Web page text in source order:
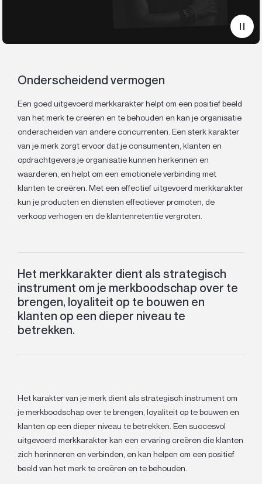
Onderscheidend vermogen
Een goed uitgevoerd merkkarakter helpt om een positief beeld
van het merk te creëren en te behouden en kan je organisatie
onderscheiden van andere concurrenten. Een sterk karakter
van je merk zorgt ervoor dat je consumenten, klanten en
opdrachtgevers je organisatie kunnen herkennen en
waarderen, en helpt om een emotionele verbinding met
klanten te creëren. Met een effectief uitgevoerd merkkarakter
kun je producten en diensten effectiever promoten, de
verkoop verhogen en de klantenretentie vergroten.
Het merkkarakter dient als strategisch
instrument om je merkboodschap over te
brengen, loyaliteit op te bouwen en
klanten op een dieper niveau te
betrekken.
Het karakter van je merk dient als strategisch instrument om
je merkboodschap over te brengen, loyaliteit op te bouwen en
klanten op een dieper niveau te betrekken. Een succesvol
uitgevoerd merkkarakter kan een ervaring creëren die klanten
zich herinneren en verbinden, en kan helpen om een positief
beeld van het merk te creëren en te behouden.